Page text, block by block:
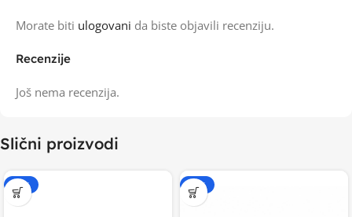
Recenzije
Još nema recenzija.
Morate biti ulogovani da biste objavili recenziju.
Slični proizvodi
-15% -15%